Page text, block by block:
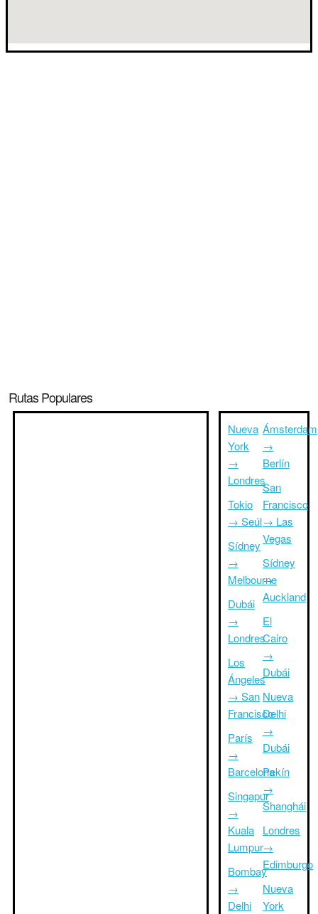
Rutas Populares
Nueva
York
→
Londres
Tokio
→ Seúl
Sídney
→
Melbourne
Dubái
→
Londres
Los
Ángeles
→ San
Francisco
París
→
Barcelona
Singapur
→
Kuala
Lumpur
Bombay
→
Delhi
Ámsterdam
→
Berlín
San
Francisco
→ Las
Vegas
Sídney
→
Auckland
El
Cairo
→
Dubái
Nueva
Delhi
→
Dubái
Pekín
→
Shanghái
Londres
→
Edimburgo
Nueva
York